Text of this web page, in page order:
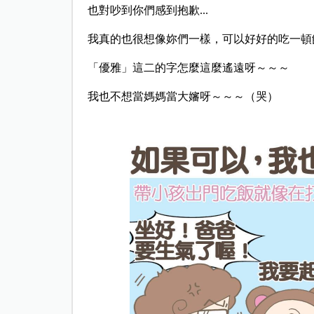
也對吵到你們感到抱歉...
我真的也很想像妳們一樣，可以好好的吃一
「優雅」這二的字怎麼這麼遙遠呀～～～
我也不想當媽媽當大嬸呀～～～（哭）